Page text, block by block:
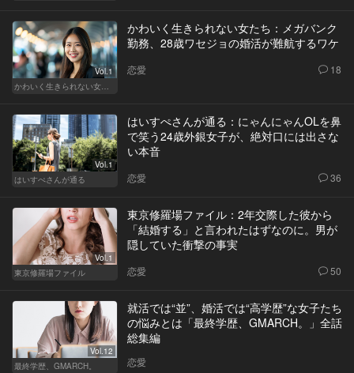
Vol.1
かわいく生きられない女たち
かわいく生きられない女たち：メガバンク
勤務、28歳ワセジョの婚活が難航するワケ
恋愛 18
Vol.1
はいすぺさんが通る
はいすぺさんが通る：にゃんにゃんOLを鼻
で笑う24歳外銀女子が、絶対口には出さな
い本音
恋愛 36
Vol.1
東京修羅場ファイル
東京修羅場ファイル：2年交際した彼から
「結婚する」と言われたはずなのに。男が
隠していた衝撃の事実
恋愛 50
Vol.12
最終学歴、GMARCH。
就活では“並”、婚活では“高学歴”な女子たち
の悩みとは「最終学歴、GMARCH。」全話
総集編
恋愛